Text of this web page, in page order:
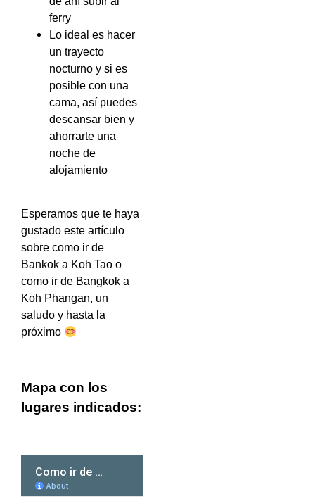
ferry
Lo ideal es hacer
un trayecto
nocturno y si es
posible con una
cama, así puedes
descansar bien y
ahorrarte una
noche de
alojamiento
Esperamos que te haya
gustado este artículo
sobre como ir de
Bankok a Koh Tao o
como ir de Bangkok a
Koh Phangan, un
saludo y hasta la
próximo
Mapa con los
lugares indicados: